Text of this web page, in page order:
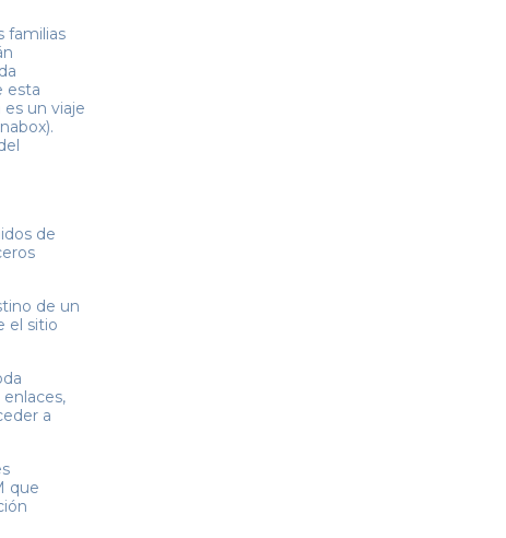
familias
esta
un viaje
de
de un
el sitio
a
que